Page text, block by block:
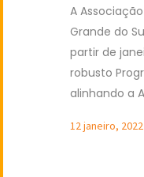
A
Grande do
partir de
robusto
alinhando a
12 janeiro, 2022